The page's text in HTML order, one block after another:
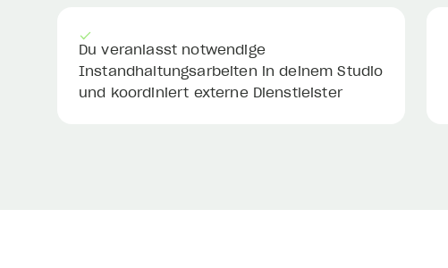
Du veranlasst notwendige
Instandhaltungsarbeiten in deinem Studio
und koordiniert externe Dienstleister